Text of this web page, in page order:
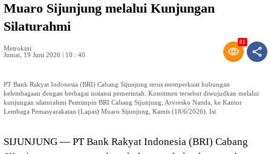
Muaro Sijunjung melalui Kunjungan
Silaturahmi
Metrokini
Jumat, 19 Juni 2026 | 10 : 40
81
PT Bank Rakyat Indonesia (BRI) Cabang Sijunjung terus memperkuat hubungan
kelembagaan dengan berbagai instansi pemerintah. Komitmen tersebut diwujudkan melalui
kunjungan silaturahmi Pemimpin BRI Cabang Sijunjung, Arvresko Nanda, ke Kantor
Lembaga Pemasyarakatan (Lapas) Muaro Sijunjung, Kamis (18/6/2026). Ist
SIJUNJUNG — PT Bank Rakyat Indonesia (BRI) Cabang